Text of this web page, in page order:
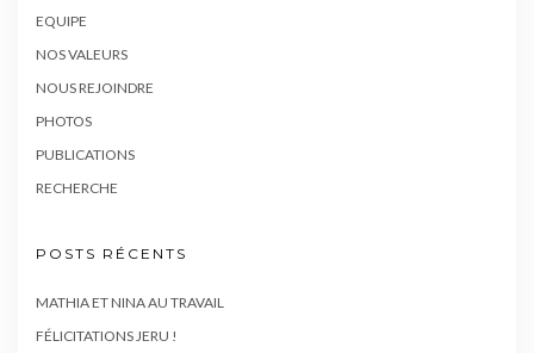
EQUIPE
NOS VALEURS
NOUS REJOINDRE
PHOTOS
PUBLICATIONS
RECHERCHE
POSTS RÉCENTS
MATHIA ET NINA AU TRAVAIL
FÉLICITATIONS JERU !